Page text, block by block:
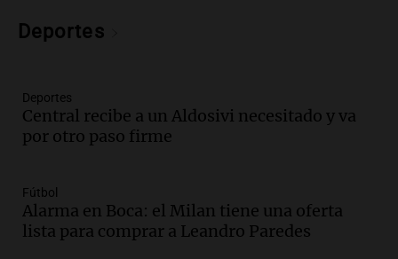
Audio.
Episodios
Audio.Cientos de fieles celebran a San
Episodios
Audio."Tiene que haber una
Deportes
Deportes
Central recibe a un Aldosivi necesitado y va
por otro paso firme
Fútbol
Alarma en Boca: el Milan tiene una oferta
lista para comprar a Leandro Paredes